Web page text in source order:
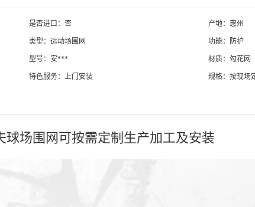
是否进口：否 产地：惠州
类型：运动场围网 功能：防护
型号：安*** 材质：勾花网
特色服务：上门安装 规格：按现场
场围网可按需定制生产加工及安装